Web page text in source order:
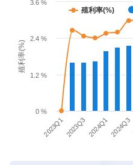
殖利率(%)
殖利率(%)
2023Q12023Q32024Q12024Q3
0 %
1.2 %
2.4 %
3.6 %